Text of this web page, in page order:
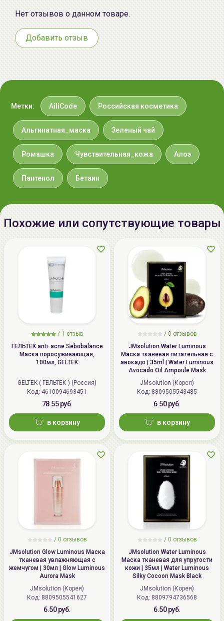
Производитель:
ООО «КРЕМ», Российская
Железнодорожный д.45, литера
Импортер в
Беларусь:
ООО «Аллкосметикс Групп».
Беларусь, 220113 Минск,
ул.Мележа, д.5, корп.1, пом.233.
+375296092910
group@allcosmetics.by
Нет отзывов о данном товаре.
Добавить отзыв
Метки: AiliCode Российская косметика
Альгинатная_маска Зеленый чай
Ромашка Чувствительная_кожа Алоэ
Пантенол Бетаин
Похожие или сопутствующие товары
/ 1 отзыв
ГЕЛЬТЕК anti-acne Sebobalance
Маска поросуживающая,
100мл, GELTEK
GELTEK ( ГЕЛЬТЕК ) (Россия)
Код: 4610094693451
78.55 руб.
в корзину
/ 0 отзывов
JMsolution Water Luminous
Маска тканевая питательная с
авокадо | 35ml | Water Luminous
Avocado Oil Ampoule Mask
JMsolution (Корея)
Код: 8809505543485
6.50 руб.
в корзину
/ 0 отзывов
JMsolution Glow Luminous Маска
тканевая увлажняющая с
жемчугом | 30мл | Glow Luminous
Aurora Mask
JMsolution (Корея)
Код: 8809505541627
6.50 руб.
/ 0 отзывов
JMsolution Water Luminous
Маска тканевая для упругости
кожи | 35мл | Water Luminous
Silky Cocoon Mask Black
JMsolution (Корея)
Код: 8809794736568
6.50 руб.